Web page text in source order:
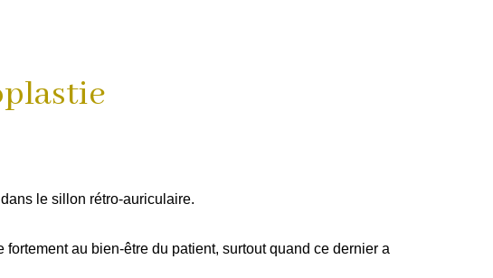
le sillon rétro-auriculaire.
au bien-être du patient, surtout quand ce dernier a